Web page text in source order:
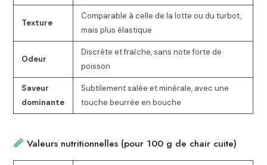
Texture
Comparable à celle de la lotte ou du turbot,
mais plus élastique
Odeur
Discrète et fraîche, sans note forte de
poisson
Saveur
dominante
Subtilement salée et minérale, avec une
touche beurrée en bouche
Valeurs nutritionnelles (pour 100 g de chair cuite)